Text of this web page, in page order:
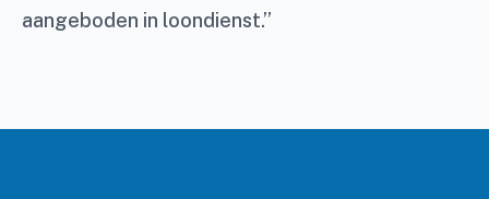
aangeboden in loondienst.”